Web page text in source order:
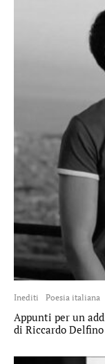
Inediti Poesia italiana
Appunti per un
di Riccardo Delfino